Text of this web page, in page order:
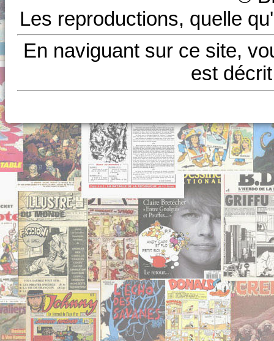
Les reproductions, quelle
En naviguant sur ce site,
est